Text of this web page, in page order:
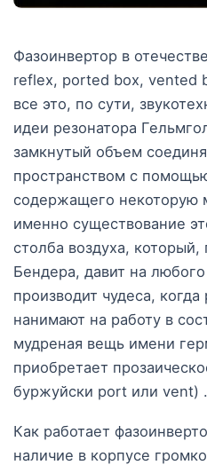
Фазоинвертор в
reflex, ported box, vented
все это, по сути,
идеи резонатора
замкнутый объем
пространством с
содержащего некоторую
именно существование
столба воздуха,
Бендера, давит на
производит чудеса,
нанимают на работу в
мудреная вещь имени
приобретает
буржуйски port или vent) .
Как работает
наличие в корпусе